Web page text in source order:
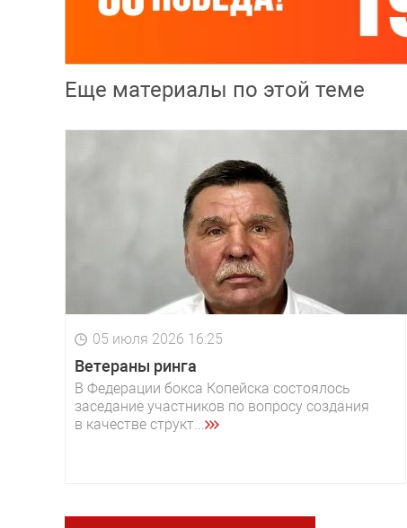
Еще материалы по этой теме
05 июля 2026 16:25
Ветераны ринга
В Федерации бокса Копейска состоялось
заседание участников по вопросу создания
в качестве структ...